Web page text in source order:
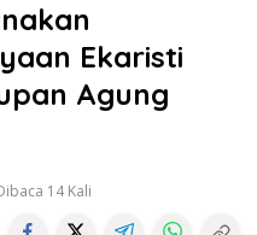
Ekaristi
Agung
14 Kali